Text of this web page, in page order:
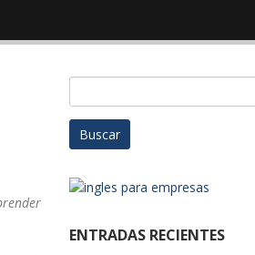
ENTRADAS RECIENTES